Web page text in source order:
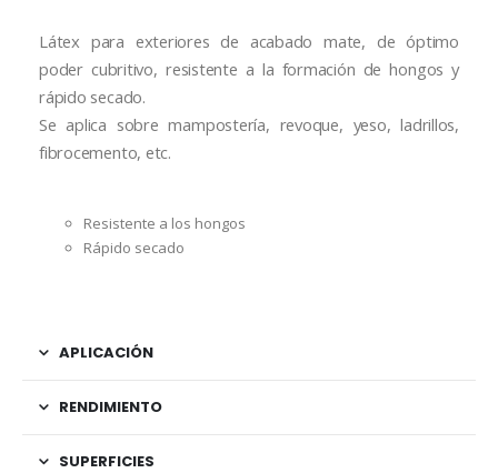
Látex para exteriores de acabado mate, de óptimo
poder cubritivo, resistente a la formación de hongos y
rápido secado.
Se aplica sobre mampostería, revoque, yeso, ladrillos,
fibrocemento, etc.
Resistente a los hongos
Rápido secado
APLICACIÓN
RENDIMIENTO
SUPERFICIES